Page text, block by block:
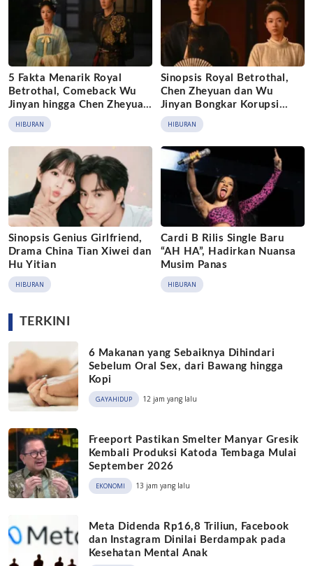
5 Fakta Menarik Royal
Betrothal, Comeback Wu
Jinyan hingga Chen Zheyuan
Jadi Kaisar
HIBURAN
Sinopsis Royal Betrothal,
Chen Zheyuan dan Wu
Jinyan Bongkar Korupsi
Istana
HIBURAN
Sinopsis Genius Girlfriend,
Drama China Tian Xiwei dan
Hu Yitian
HIBURAN
Cardi B Rilis Single Baru
“AH HA”, Hadirkan Nuansa
Musim Panas
HIBURAN
TERKINI
6 Makanan yang Sebaiknya Dihindari
Sebelum Oral Sex, dari Bawang hingga
Kopi
GAYAHIDUP 12 jam yang lalu
Freeport Pastikan Smelter Manyar Gresik
Kembali Produksi Katoda Tembaga Mulai
September 2026
EKONOMI 13 jam yang lalu
Meta Didenda Rp16,8 Triliun, Facebook
dan Instagram Dinilai Berdampak pada
Kesehatan Mental Anak